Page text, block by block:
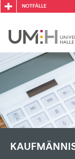
NOTFÄLLE